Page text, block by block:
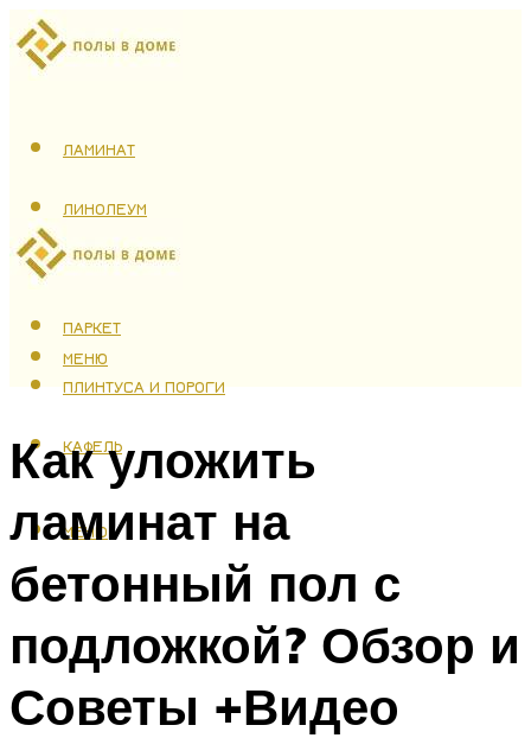
ЛАМИНАТ
ЛИНОЛЕУМ
ТЕПЛЫЙ ПОЛ
ПАРКЕТ
ПЛИНТУСА И ПОРОГИ
КАФЕЛЬ
МЕНЮ
МЕНЮ
Как уложить
ламинат на
бетонный пол с
подложкой? Обзор и
Советы +Видео